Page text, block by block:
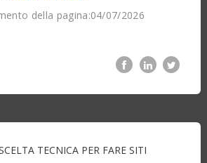
TECNICA PER FARE SITI
della pagina:04/07/2026